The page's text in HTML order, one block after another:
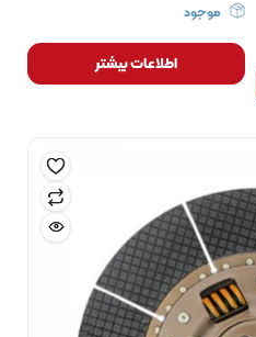
موجود
اطلاعات بیشتر